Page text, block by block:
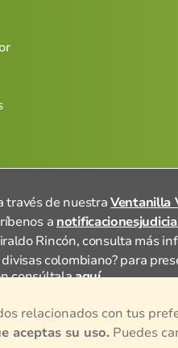
través de nuestraVentanilla
a
Rincón, consulta más
colombiano? para
consúltalaaquí.
relacionados con tus
aceptas su uso. Puedes